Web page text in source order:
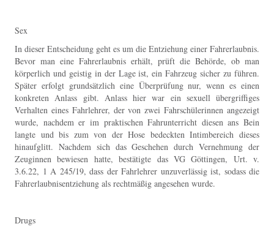
Sex
In dieser Entscheidung geht es um die Entziehung einer Fahrerlaubnis.
Bevor man eine Fahrerlaubnis erhält, prüft die Behörde, ob man
körperlich und geistig in der Lage ist, ein Fahrzeug sicher zu führen.
Später erfolgt grundsätzlich eine Überprüfung nur, wenn es einen
konkreten Anlass gibt. Anlass hier war ein sexuell übergriffiges
Verhalten eines Fahrlehrer, der von zwei Fahrschülerinnen angezeigt
wurde, nachdem er im praktischen Fahrunterricht diesen ans Bein
langte und bis zum von der Hose bedeckten Intimbereich dieses
hinaufglitt. Nachdem sich das Geschehen durch Vernehmung der
Zeuginnen bewiesen hatte, bestätigte das VG Göttingen, Urt. v.
3.6.22, 1 A 245/19, dass der Fahrlehrer unzuverlässig ist, sodass die
Fahrerlaubnisentziehung als rechtmäßig angesehen wurde.
Drugs